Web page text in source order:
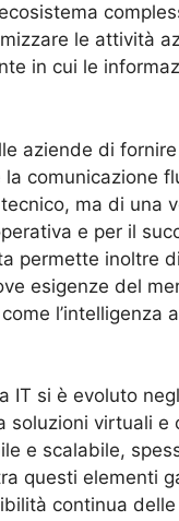
le attività
in cui le
aziende di
comunicazione
ma di una
e per il
permette inoltre
esigenze del
l’intelligenza
IT si è evoluto
soluzioni virtuali e
e scalabile,
questi elementi
continua